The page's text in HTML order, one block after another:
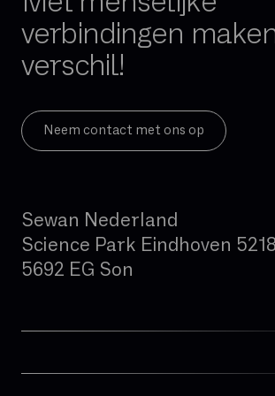
verbindingen
verschil!
Neem contact met ons op
Sewan Nederland
Science Park Eindhoven 5218
5692 EG Son